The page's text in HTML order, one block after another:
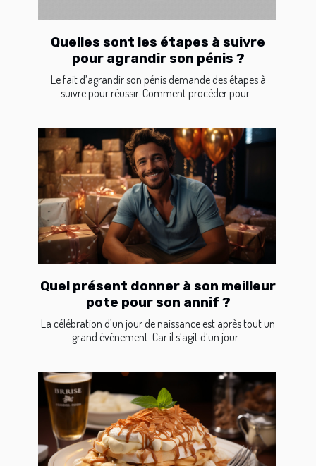
Quelles sont les étapes à suivre
pour agrandir son pénis ?
Le fait d’agrandir son pénis demande des étapes à
suivre pour réussir. Comment procéder pour...
Quel présent donner à son meilleur
pote pour son annif ?
La célébration d’un jour de naissance est après tout un
grand événement. Car il s’agit d’un jour...